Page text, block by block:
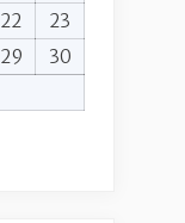
22
23
29
30